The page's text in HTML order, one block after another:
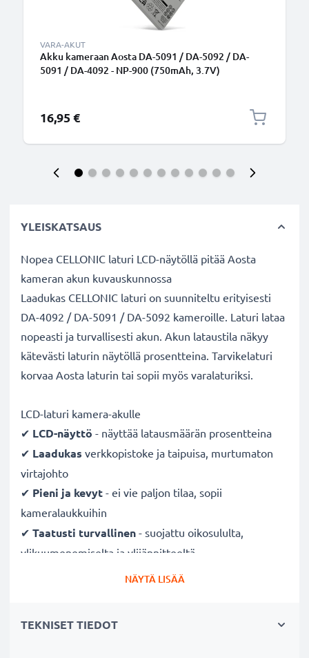
VARA-AKUT
Akku kameraan Aosta DA-5091 / DA-5092 / DA-
5091 / DA-4092 - NP-900 (750mAh, 3.7V)
16,95 €
YLEISKATSAUS
Nopea CELLONIC laturi LCD-näytöllä pitää Aosta
kameran akun kuvauskunnossa
Laadukas CELLONIC laturi on suunniteltu erityisesti
DA-4092 / DA-5091 / DA-5092 kameroille. Laturi lataa
nopeasti ja turvallisesti akun. Akun lataustila näkyy
kätevästi laturin näytöllä prosentteina. Tarvikelaturi
korvaa Aosta laturin tai sopii myös varalaturiksi.
LCD-laturi kamera-akulle
✔ LCD-näyttö - näyttää latausmäärän prosentteina
✔ Laadukas verkkopistoke ja taipuisa, murtumaton
virtajohto
✔ Pieni ja kevyt - ei vie paljon tilaa, sopii
kameralaukkuihin
✔ Taatusti turvallinen - suojattu oikosululta,
ylikuumenemiselta ja ylijännitteeltä
tulojännite- 100V - 250V tulojännite
NÄYTÄ LISÄÄ
TEKNISET TIEDOT